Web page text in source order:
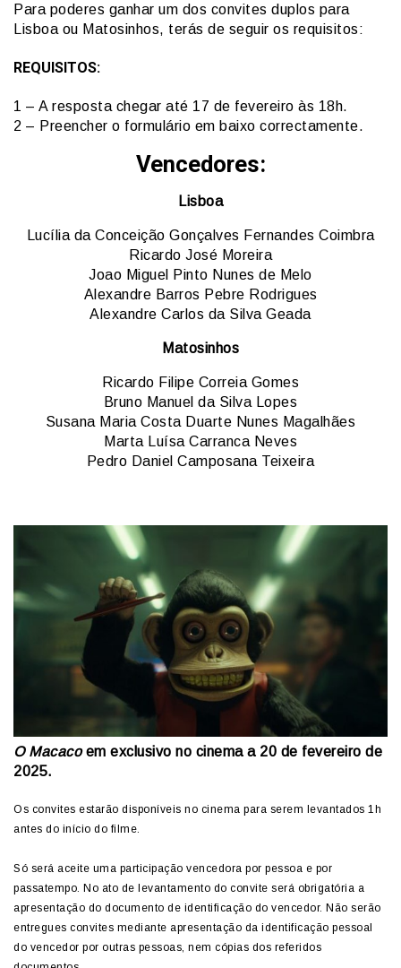
Para poderes ganhar um dos convites duplos para
Lisboa ou Matosinhos, terás de seguir os requisitos:
REQUISITOS:
1 – A resposta chegar até 17 de fevereiro às 18h.
2 – Preencher o formulário em baixo correctamente.
Vencedores:
Lisboa
Lucília da Conceição Gonçalves Fernandes Coimbra
Ricardo José Moreira
Joao Miguel Pinto Nunes de Melo
Alexandre Barros Pebre Rodrigues
Alexandre Carlos da Silva Geada
Matosinhos
Ricardo Filipe Correia Gomes
Bruno Manuel da Silva Lopes
Susana Maria Costa Duarte Nunes Magalhães
Marta Luísa Carranca Neves
Pedro Daniel Camposana Teixeira
O Macacoem exclusivo no cinema a 20 de fevereiro de
2025.
Os convites estarão disponíveis no cinema para serem levantados 1h
antes do início do filme.
Só será aceite uma participação vencedora por pessoa e por
passatempo. No ato de levantamento do convite será obrigatória a
apresentação do documento de identificação do vencedor. Não serão
entregues convites mediante apresentação da identificação pessoal
do vencedor por outras pessoas, nem cópias dos referidos